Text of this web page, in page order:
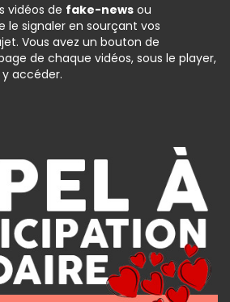
vidéos de fake-news ou
le signaler en sourçant vos
Vous avez un bouton de
de chaque vidéos, sous le player,
accéder.